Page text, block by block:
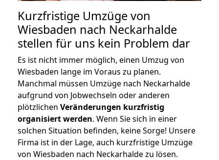
Kurzfristige Umzüge von
Wiesbaden nach Neckarhalde
stellen für uns kein Problem dar
Es ist nicht immer möglich, einen Umzug von
Wiesbaden lange im Voraus zu planen.
Manchmal müssen Umzüge nach Neckarhalde
aufgrund von Jobwechseln oder anderen
plötzlichen Veränderungen kurzfristig
organisiert werden. Wenn Sie sich in einer
solchen Situation befinden, keine Sorge! Unsere
Firma ist in der Lage, auch kurzfristige Umzüge
von Wiesbaden nach Neckarhalde zu lösen.